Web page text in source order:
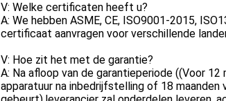
V: Welke certificaten heeft u?
A: We hebben ASME, CE, ISO9001-2015,
certificaat aanvragen voor verschillende
V: Hoe zit het met de garantie?
A: Na afloop van de garantieperiode ((Voor
apparatuur na inbedrijfstelling of 18